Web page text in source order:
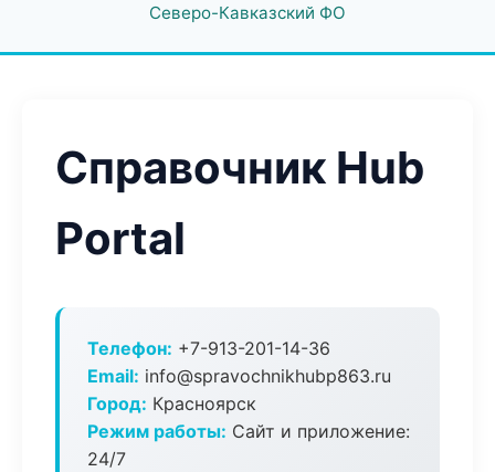
Северо-Кавказский ФО
Справочник Hub
Portal
Телефон: +7-913-201-14-36
Email: info@spravochnikhubp863.ru
Город: Красноярск
Режим работы: Сайт и приложение:
24/7